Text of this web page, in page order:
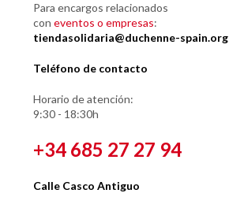
Para encargos relacionados
con eventos o empresas:
tiendasolidaria@duchenne-spain.org
Teléfono de contacto
Horario de atención:
9:30 - 18:30h
+34 685 27 27 94
Calle Casco Antiguo